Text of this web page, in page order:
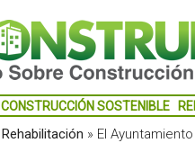
CONSTRUCCIÓN SOSTENIBLE
Rehabilitación » El